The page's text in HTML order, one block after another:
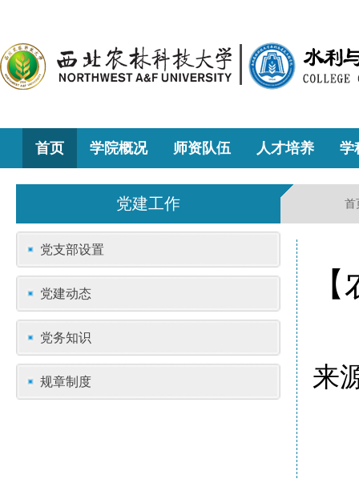
首页 学院概况 师资队伍 人才培养 学
党建工作 首
党支部设置
党建动态
党务知识
规章制度 来